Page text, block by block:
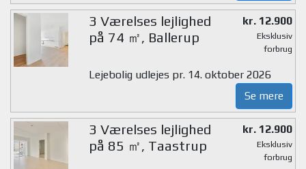
3 Værelses lejlighed
på 74 ㎡, Ballerup
kr. 12.900
Eksklusiv
forbrug
Lejebolig udlejes pr. 14. oktober 2026
Se mere
3 Værelses lejlighed
på 85 ㎡, Taastrup
kr. 12.900
Eksklusiv
forbrug